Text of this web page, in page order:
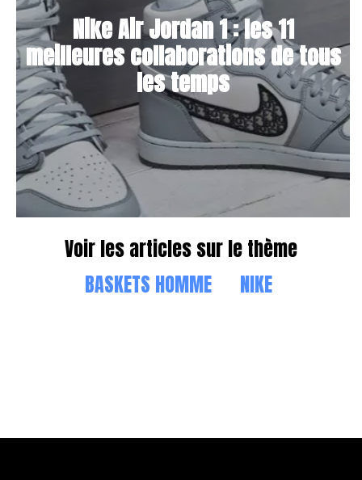
Nike Air Jordan 1 : les 11
meilleures collaborations de tous
les temps
Voir les articles sur le thème
BASKETS HOMME
NIKE